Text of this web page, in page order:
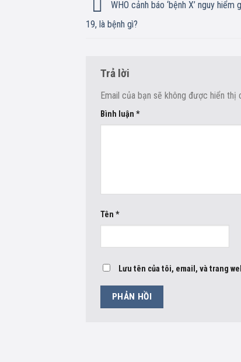
WHO cảnh báo ‘bệnh X’ nguy hiểm
19, là bệnh gì?
Trả lời
Email của bạn sẽ không được hiển thị
Bình luận *
Tên *
Lưu tên của tôi, email, và trang